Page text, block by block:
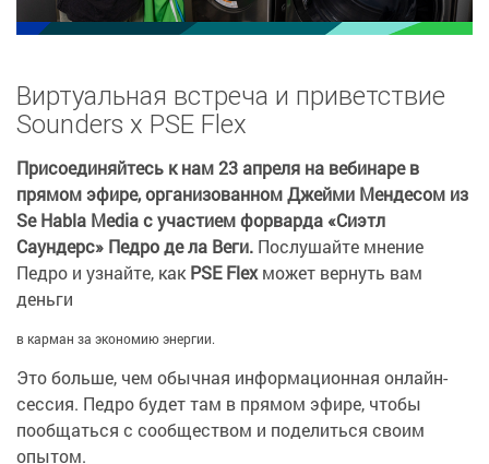
Виртуальная встреча и приветствие
Sounders x PSE Flex
Присоединяйтесь к нам 23 апреля на вебинаре в
прямом эфире, организованном Джейми Мендесом из
Se Habla Media с участием форварда «Сиэтл
Саундерс» Педро де ла Веги. Послушайте мнение
Педро и узнайте, какPSE Flexможет вернуть вам
деньги
в карман за экономию энергии.
Это больше, чем обычная информационная онлайн-
сессия. Педро будет там в прямом эфире, чтобы
пообщаться с сообществом и поделиться своим
опытом.